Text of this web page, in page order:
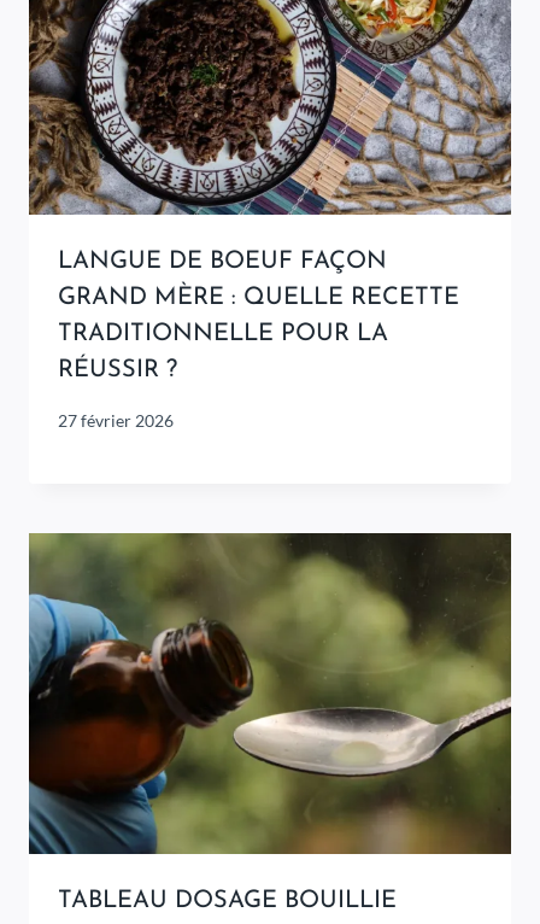
LANGUE DE BOEUF FAÇON
GRAND MÈRE : QUELLE RECETTE
TRADITIONNELLE POUR LA
RÉUSSIR ?
27 février 2026
TABLEAU DOSAGE BOUILLIE